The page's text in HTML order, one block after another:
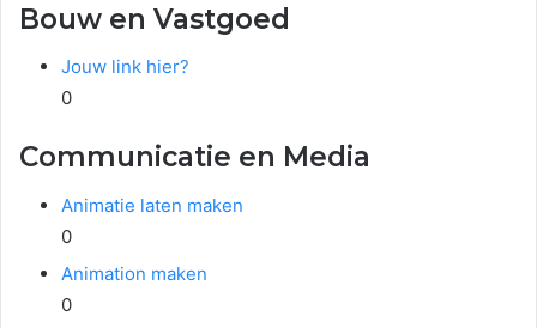
Bouw en Vastgoed
Jouw link hier?
0
Communicatie en Media
Animatie laten maken
0
Animation maken
0